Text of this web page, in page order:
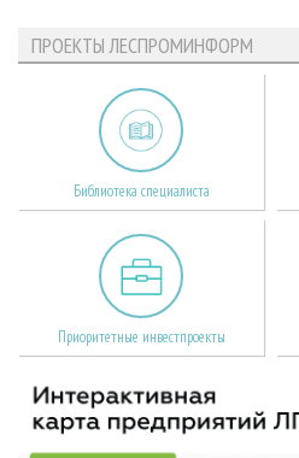
ПРОЕКТЫ ЛЕСПРОМИНФОРМ
Библиотека специалиста
Приоритетные инвестпроекты